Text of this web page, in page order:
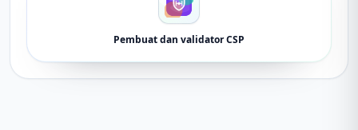
Pembuat dan validator CSP